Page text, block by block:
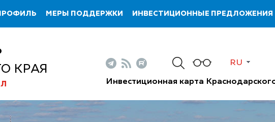
МЕРЫ ПОДДЕРЖКИ ИНВЕСТИЦИОННЫЕ ПРЕДЛОЖЕНИЯ
КРАЯ
RU
Инвестиционная карта